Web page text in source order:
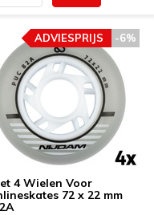
4 Wielen Voor
72 x 22 mm
-6%
ADVIESPRIJS